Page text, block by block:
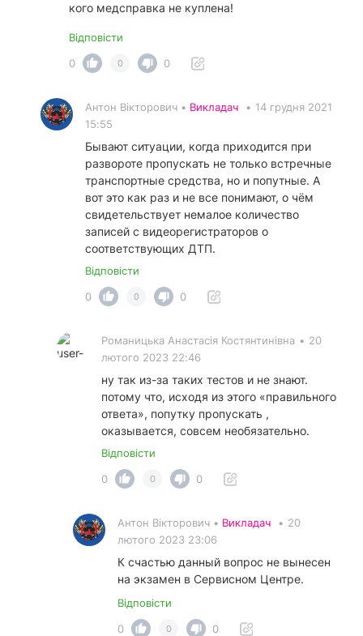
кого медсправка не куплена!
Відповісти
0
0 0
Антон Вікторович • Викладач • 14 грудня 2021
15:55
Бывают ситуации, когда приходится при
развороте пропускать не только встречные
транспортные средства, но и попутные. А
вот это как раз и не все понимают, о чём
свидетельствует немалое количество
записей с видеорегистраторов о
соответствующих ДТП.
Відповісти
0
0 0
Романицька Анастасія Костянтинівна • 20
лютого 2023 22:46
ну так из-за таких тестов и не знают.
потому что, исходя из этого «правильного
ответа», попутку пропускать ,
оказывается, совсем необязательно.
Відповісти
0
0 0
Антон Вікторович • Викладач • 20
лютого 2023 23:06
К счастью данный вопрос не вынесен
на экзамен в Сервисном Центре.
Відповісти
0
0 0